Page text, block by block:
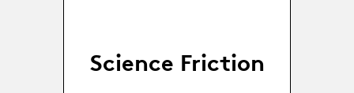
Science Friction